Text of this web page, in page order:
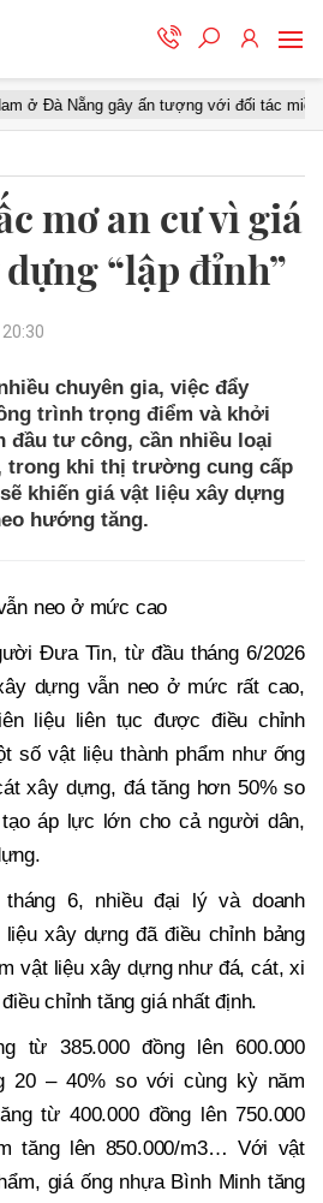
gây ấn tượng với đối tác miền Trung
mơ an cư vì giá
“lập đỉnh”
chuyên gia, việc đẩy
trình trọng điểm và khởi
đầu tư công, cần nhiều loại
trong khi thị trường cung cấp
khiến giá vật liệu xây dựng
hướng tăng.
neo ở mức cao
Đưa Tin, từ đầu tháng 6/2026
dựng vẫn neo ở mức rất cao,
liệu liên tục được điều chỉnh
số vật liệu thành phẩm như ống
xây dựng, đá tăng hơn 50% so
áp lực lớn cho cả người dân,
6, nhiều đại lý và doanh
xây dựng đã điều chỉnh bảng
vật liệu xây dựng như đá, cát, xi
chỉnh tăng giá nhất định.
từ 385.000 đồng lên 600.000
20 – 40% so với cùng kỳ năm
từ 400.000 đồng lên 750.000
tăng lên 850.000/m3… Với vật
giá ống nhựa Bình Minh tăng